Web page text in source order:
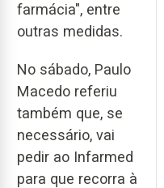
farmácia", entre
outras medidas.
No sábado, Paulo
Macedo referiu
também que, se
necessário, vai
pedir ao Infarmed
para que recorra à